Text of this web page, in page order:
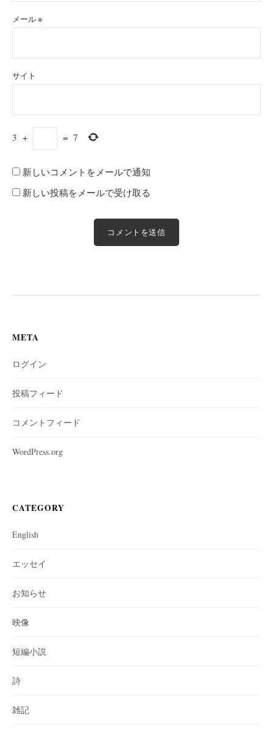
メール※
サイト
3 + = 7
新しいコメントをメールで通知
新しい投稿をメールで受け取る
META
ログイン
投稿フィード
コメントフィード
WordPress.org
CATEGORY
English
エッセイ
お知らせ
映像
短編小説
詩
雑記